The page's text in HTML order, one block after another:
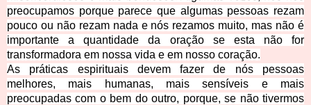
preocupamos porque parece que algumas pessoas rezam
pouco ou não rezam nada e nós rezamos muito, mas não é
importante a quantidade da oração se esta não for
transformadora em nossa vida e em nosso coração.
As práticas espirituais devem fazer de nós pessoas
melhores, mais humanas, mais sensíveis e mais
preocupadas com o bem do outro, porque, se não tivermos